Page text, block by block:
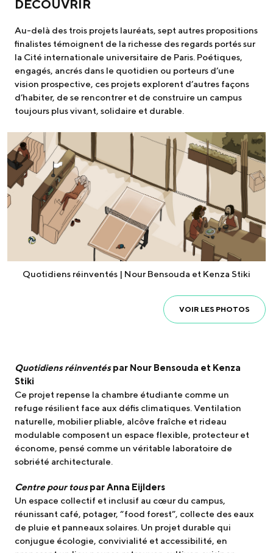
DÉCOUVRIR
Au-delà des trois projets lauréats, sept autres propositions
finalistes témoignent de la richesse des regards portés sur
la Cité internationale universitaire de Paris. Poétiques,
engagés, ancrés dans le quotidien ou porteurs d’une
vision prospective, ces projets explorent d’autres façons
d’habiter, de se rencontrer et de construire un campus
toujours plus vivant, solidaire et durable.
Quotidiens réinventés | Nour Bensouda et Kenza Stiki
VOIR LES PHOTOS
Quotidiens réinventés par Nour Bensouda et Kenza
Stiki
Ce projet repense la chambre étudiante comme un
refuge résilient face aux défis climatiques. Ventilation
naturelle, mobilier pliable, alcôve fraîche et rideau
modulable composent un espace flexible, protecteur et
économe, pensé comme un véritable laboratoire de
sobriété architecturale.
Centre pour touspar Anna Eijlders
Un espace collectif et inclusif au cœur du campus,
réunissant café, potager, “food forest”, collecte des eaux
de pluie et panneaux solaires. Un projet durable qui
conjugue écologie, convivialité et accessibilité, en